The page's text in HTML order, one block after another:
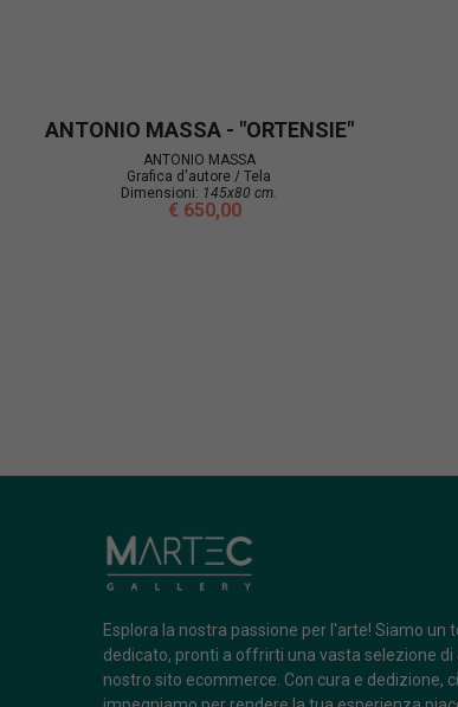
ANTONIO MASSA - "ORTENSIE"
ANTONIO MASSA
Grafica d'autore / Tela
Dimensioni: 145x80 cm.
€ 650,00
Esplora la nostra passione per l'arte! Siamo un
dedicato, pronti a offrirti una vasta selezione di
nostro sito ecommerce. Con cura e dedizione, ci